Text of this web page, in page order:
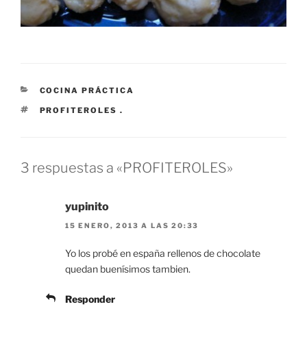
CATEGORÍAS
COCINA PRÁCTICA
ETIQUETAS
PROFITEROLES .
3 respuestas a «PROFITEROLES»
yupinito
15 ENERO, 2013 A LAS 20:33
Yo los probé en españa rellenos de chocolate
quedan buenísimos tambien.
Responder